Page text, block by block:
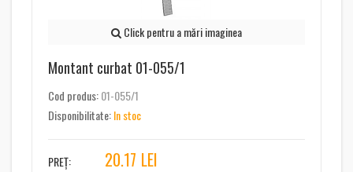
Click pentru a mări imaginea
Montant curbat 01-055/1
Cod produs:01-055/1
Disponibilitate:In stoc
PREȚ: 20.17 LEI